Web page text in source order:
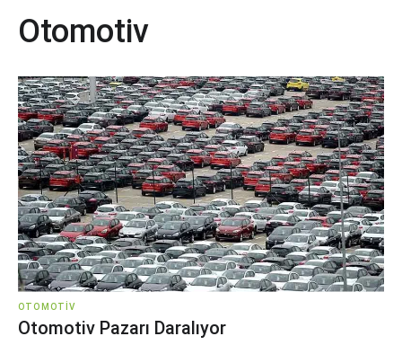
Otomotiv
OTOMOTIV
Otomotiv Pazarı Daralıyor